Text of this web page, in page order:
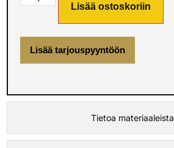
Tietoa materiaaleista
Lisää ostoskoriin
Lisää tarjouspyyntöön